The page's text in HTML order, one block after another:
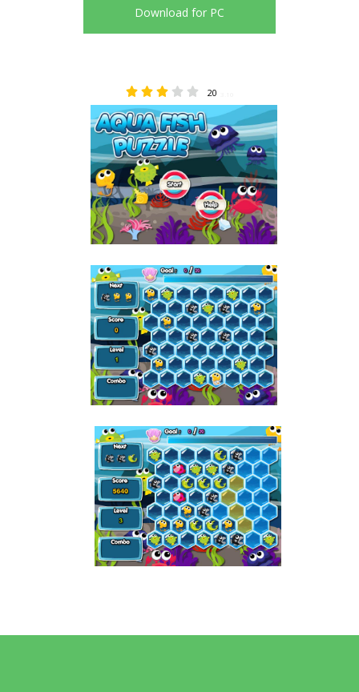
Download for PC
20